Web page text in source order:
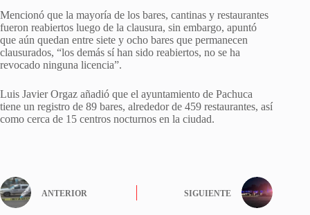
Mencionó que la mayoría de los bares, cantinas y restaurantes
fueron reabiertos luego de la clausura, sin embargo, apuntó
que aún quedan entre siete y ocho bares que permanecen
clausurados, “los demás sí han sido reabiertos, no se ha
revocado ninguna licencia”.
Luis Javier Orgaz añadió que el ayuntamiento de Pachuca
tiene un registro de 89 bares, alrededor de 459 restaurantes, así
como cerca de 15 centros nocturnos en la ciudad.
ANTERIOR SIGUIENTE